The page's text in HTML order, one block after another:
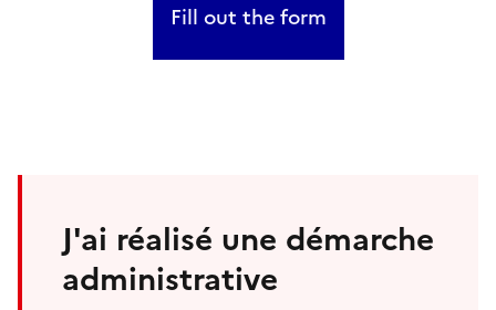
Fill out the form
J'ai réalisé une démarche
administrative